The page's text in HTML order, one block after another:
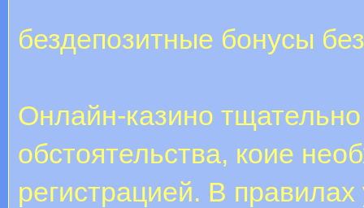
бездепозитные бонусы
Онлайн-казино
обстоятельства, коие
регистрацией. В